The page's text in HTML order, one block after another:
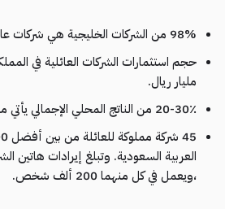
98% من الشركات الخليجية هي شركات عائلية.
مليار ريال.
20-30٪ من الناتج المحلي الإجمالي يأتي من أنشطة الشركات العائلية.
،ويعمل في كل منهما 200 ألف شخص.